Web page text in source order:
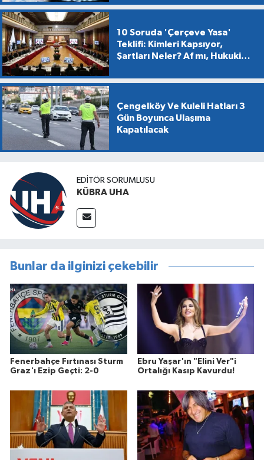
10 Soruda 'Çerçeve Yasa'
Teklifi: Kimleri Kapsıyor,
Şartları Neler? Af mı, Hukuki
Çengelköy Ve Kuleli Hatları 3
Gün Boyunca Ulaşıma
Kapatılacak
EDİTÖR SORUMLUSU
KÜBRA UHA
Bunlar da ilginizi çekebilir
Fenerbahçe Fırtınası Sturm
Graz'ı Ezip Geçti: 2-0
Ebru Yaşar'ın "Elini Ver"i
Ortalığı Kasıp Kavurdu!